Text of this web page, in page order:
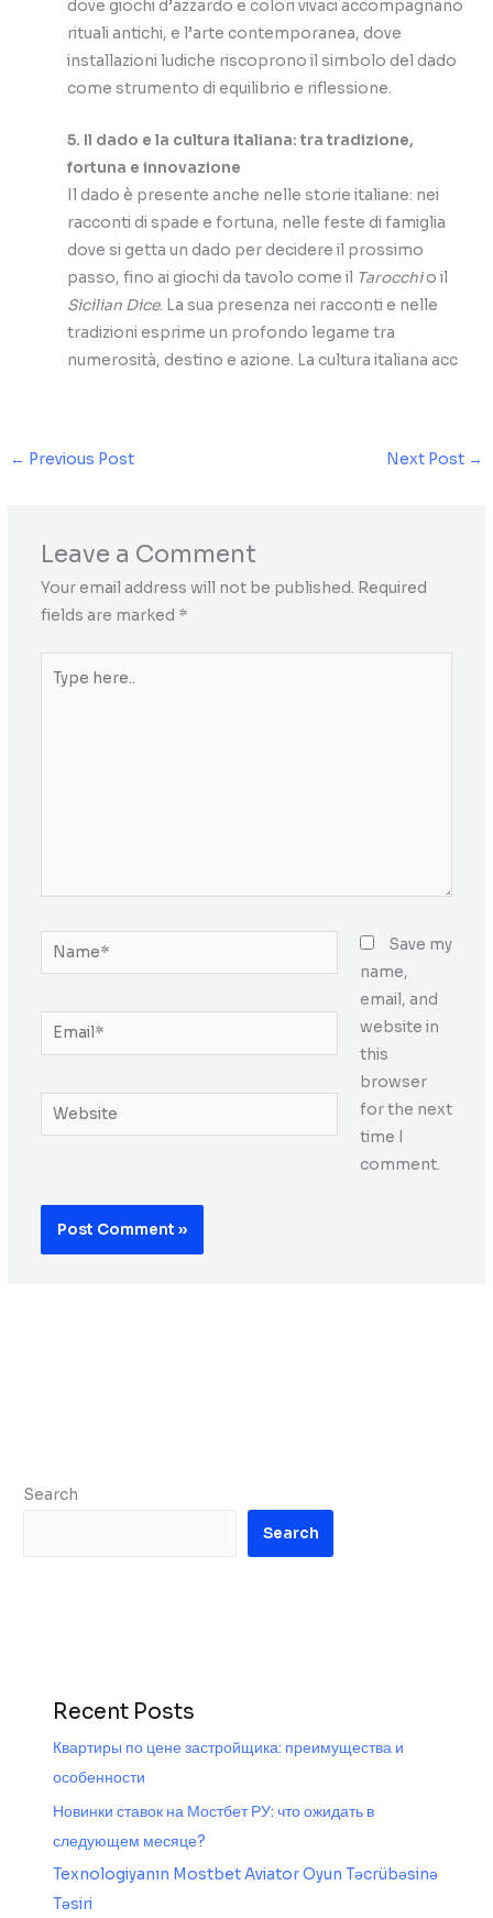
dove giochi d’azzardo e colori vivaci accompagnano
rituali antichi, e l’arte contemporanea, dove
installazioni ludiche riscoprono il simbolo del dado
come strumento di equilibrio e riflessione.
5. Il dado e la cultura italiana: tra tradizione,
fortuna e innovazione
Il dado è presente anche nelle storie italiane: nei
racconti di spade e fortuna, nelle feste di famiglia
dove si getta un dado per decidere il prossimo
passo, fino ai giochi da tavolo come il Tarocchio il
Sicilian Dice. La sua presenza nei racconti e nelle
tradizioni esprime un profondo legame tra
numerosità, destino e azione. La cultura italiana acc
← Previous Post Next Post →
Leave a Comment
Your email address will not be published. Required
fields are marked *
here..
Name*
Email*
Website
Save my
name,
email, and
website in
this
browser
for the next
time I
comment.
Search
Search
Recent Posts
Квартиры по цене застройщика: преимущества и
особенности
Новинки ставок на Мостбет РУ: что ожидать в
следующем месяце?
Texnologiyanın Mostbet Aviator Oyun Təcrübəsinə
Təsiri